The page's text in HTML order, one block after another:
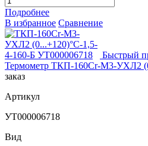
Подробнее
В избранное Сравнение
Быстрый
Термометр ТКП-160Сr-М3-УХЛ2
заказ
Артикул
УТ000006718
Вид